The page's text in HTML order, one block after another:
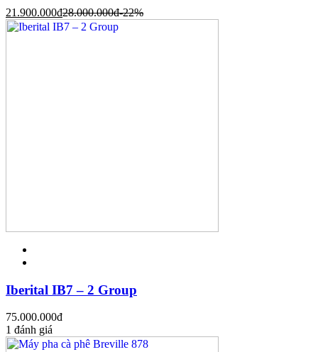
21.900.000đ28.000.000đ-22%
Iberital IB7 – 2 Group
75.000.000đ
1 đánh giá